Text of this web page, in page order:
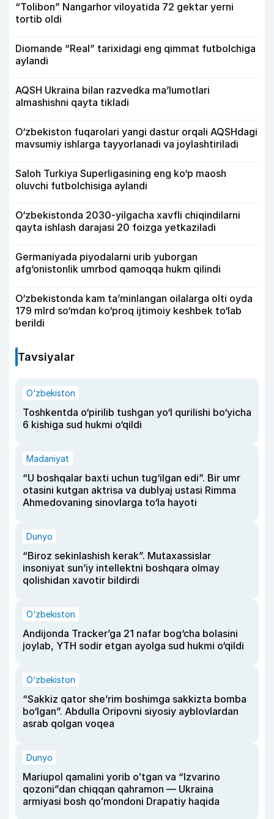
“Tolibon” Nangarhor viloyatida 72 gektar yerni
tortib oldi
Diomande “Real” tarixidagi eng qimmat futbolchiga
aylandi
AQSH Ukraina bilan razvedka ma’lumotlari
almashishni qayta tikladi
O‘zbekiston fuqarolari yangi dastur orqali AQSHdagi
mavsumiy ishlarga tayyorlanadi va joylashtiriladi
Saloh Turkiya Superligasining eng ko‘p maosh
oluvchi futbolchisiga aylandi
O‘zbekistonda 2030-yilgacha xavfli chiqindilarni
qayta ishlash darajasi 20 foizga yetkaziladi
Germaniyada piyodalarni urib yuborgan
afg‘onistonlik umrbod qamoqqa hukm qilindi
O‘zbekistonda kam ta’minlangan oilalarga olti oyda
179 mlrd so‘mdan ko‘proq ijtimoiy keshbek to‘lab
berildi
Tavsiyalar
O‘zbekiston
Toshkentda o‘pirilib tushgan yo‘l qurilishi bo‘yicha
6 kishiga sud hukmi o‘qildi
Madaniyat
“U boshqalar baxti uchun tug‘ilgan edi”. Bir umr
otasini kutgan aktrisa va dublyaj ustasi Rimma
Ahmedovaning sinovlarga to‘la hayoti
Dunyo
“Biroz sekinlashish kerak”. Mutaxassislar
insoniyat sun’iy intellektni boshqara olmay
qolishidan xavotir bildirdi
O‘zbekiston
Andijonda Tracker’ga 21 nafar bog‘cha bolasini
joylab, YTH sodir etgan ayolga sud hukmi o‘qildi
O‘zbekiston
“Sakkiz qator she’rim boshimga sakkizta bomba
bo‘lgan”. Abdulla Oripovni siyosiy ayblovlardan
asrab qolgan voqea
Dunyo
Mariupol qamalini yorib oʻtgan va “Izvarino
qozoni”dan chiqqan qahramon — Ukraina
armiyasi bosh qoʻmondoni Drapatiy haqida